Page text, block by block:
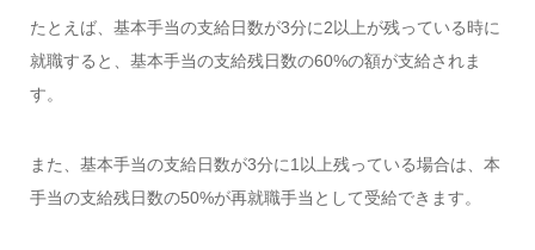
たとえば、基本手当の支給日数が3分に2以上が残っている時に
就職すると、基本手当の支給残日数の60%の額が支給されま
す。
また、基本手当の支給日数が3分に1以上残っている場合は、本
手当の支給残日数の50%が再就職手当として受給できます。